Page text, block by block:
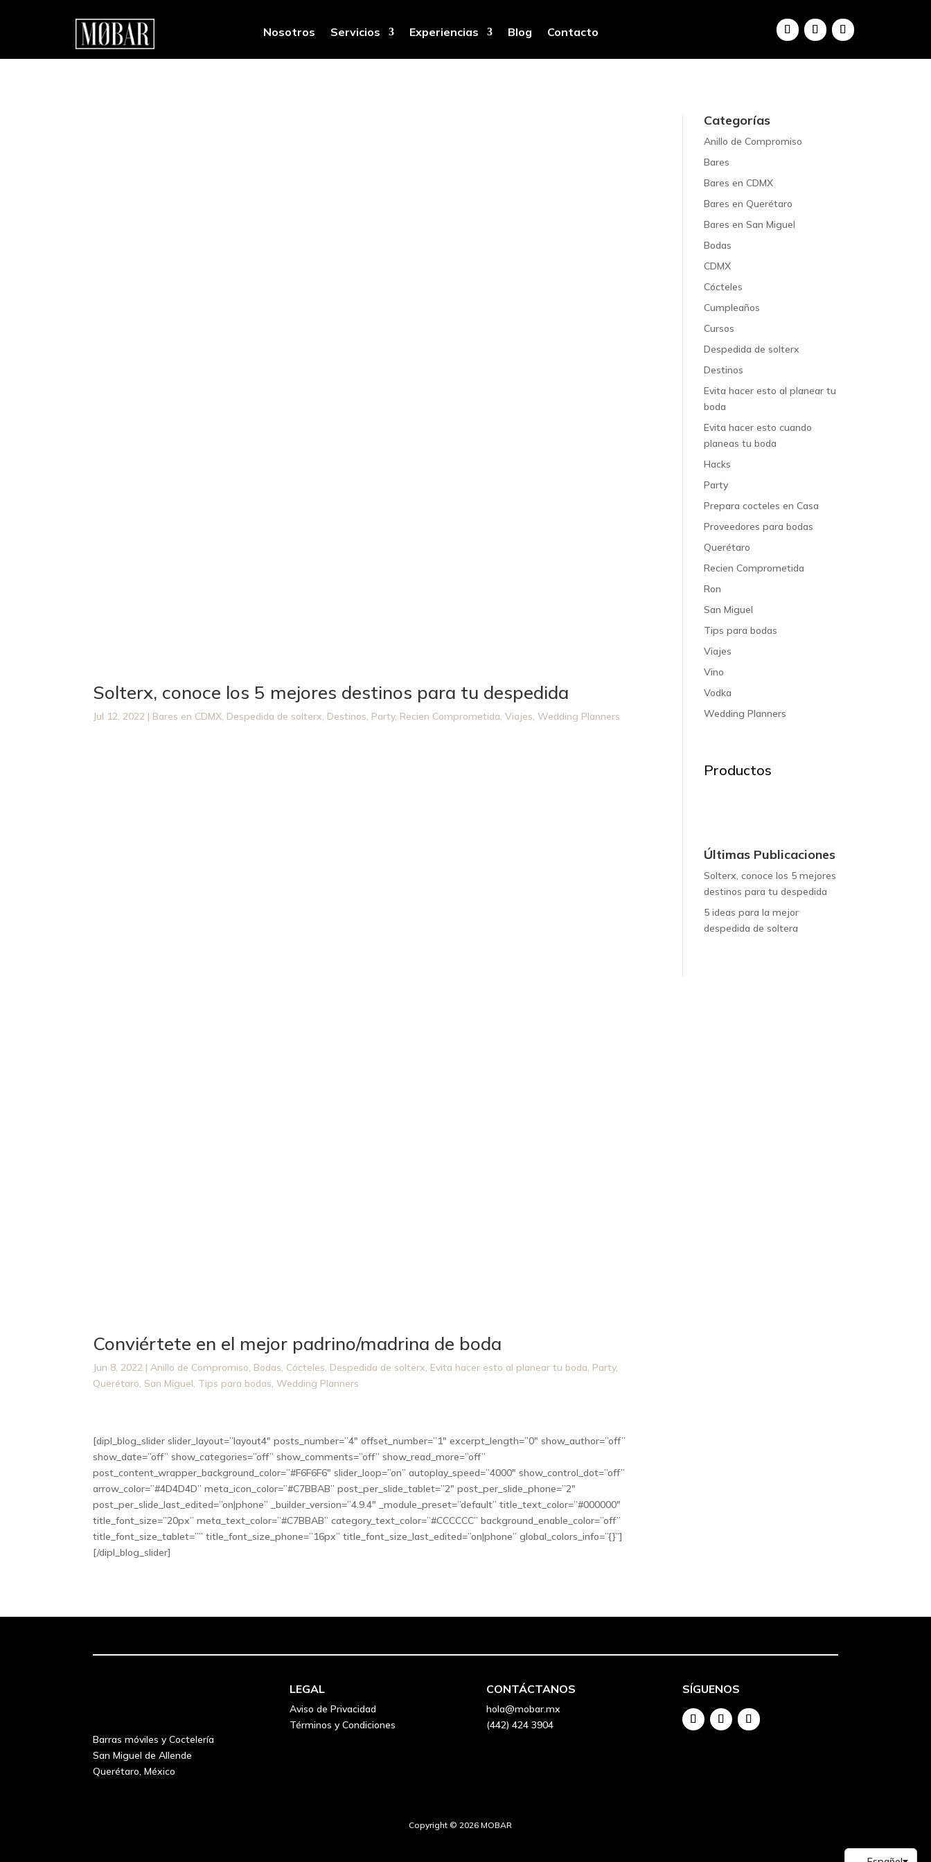
Nosotros Servicios Experiencias Blog Contacto
Solterx, conoce los 5 mejores destinos para tu despedida
Jul 12, 2022 | Bares en CDMX, Despedida de solterx, Destinos, Party, Recien Comprometida,Viajes,Wedding Planners
Conviértete en el mejor padrino/madrina de boda
Jun 8, 2022 |Anillo de Compromiso, Bodas, Cócteles, Despedida de solterx, Evita hacer esto al planear tu boda, Party,
Querétaro, San Miguel, Tips para bodas,Wedding Planners
[dipl_blog_slider slider_layout=”layout4″ posts_number=”4″ offset_number=”1″ excerpt_length=”0″ show_author=”off”
show_date=”off” show_categories=”off” show_comments=”off” show_read_more=”off”
post_content_wrapper_background_color=”#F6F6F6″ slider_loop=”on” autoplay_speed=”4000″ show_control_dot=”off”
arrow_color=”#4D4D4D” meta_icon_color=”#C7BBAB” post_per_slide_tablet=”2″ post_per_slide_phone=”2″
post_per_slide_last_edited=”on|phone” _builder_version=”4.9.4″ _module_preset=”default” title_text_color=”#000000″
title_font_size=”20px” meta_text_color=”#C7BBAB” category_text_color=”#CCCCCC” background_enable_color=”off”
title_font_size_tablet=”” title_font_size_phone=”16px” title_font_size_last_edited=”on|phone” global_colors_info=”{}”]
[/dipl_blog_slider]
Categorías
Anillo de Compromiso
Bares
Bares en CDMX
Bares en Querétaro
Bares en San Miguel
Bodas
CDMX
Cócteles
Cumpleaños
Cursos
Despedida de solterx
Destinos
Evita hacer esto al planear tu
boda
Evita hacer esto cuando
planeas tu boda
Hacks
Party
Prepara cocteles en Casa
Proveedores para bodas
Querétaro
Recien Comprometida
Ron
San Miguel
Tips para bodas
Viajes
Vino
Vodka
Wedding Planners
Productos
Últimas Publicaciones
Solterx, conoce los 5 mejores
destinos para tu despedida
5 ideas para la mejor
despedida de soltera
Barras móviles y Coctelería
San Miguel de Allende
Querétaro, México
LEGAL
Aviso de Privacidad
Términos y Condiciones
CONTÁCTANOS
hola@mobar.mx
(442) 424 3904
SÍGUENOS
Copyright © 2026 MOBAR